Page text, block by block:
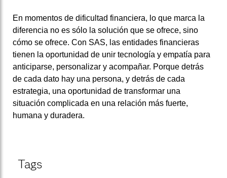
En momentos de dificultad financiera, lo que marca la
diferencia no es sólo la solución que se ofrece, sino
cómo se ofrece. Con SAS, las entidades financieras
tienen la oportunidad de unir tecnología y empatía para
anticiparse, personalizar y acompañar. Porque detrás
de cada dato hay una persona, y detrás de cada
estrategia, una oportunidad de transformar una
situación complicada en una relación más fuerte,
humana y duradera.
Tags